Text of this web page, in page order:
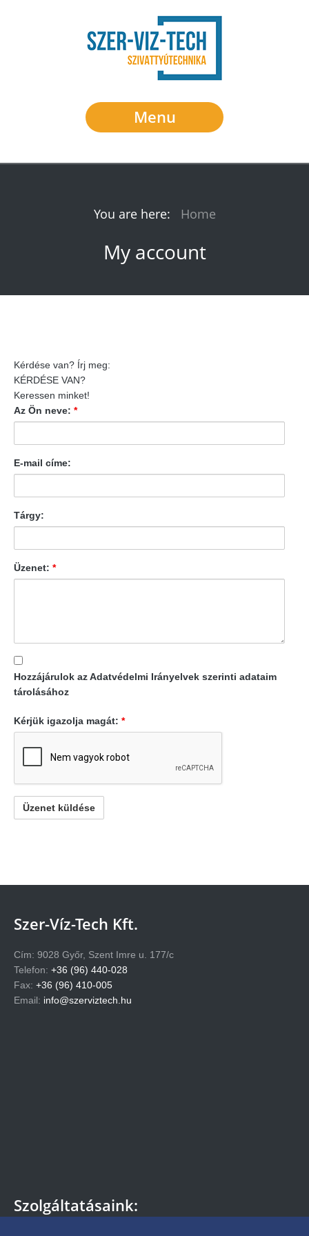
Menu
You are here: Home
My account
Kérdése van? Írj meg:
KÉRDÉSE VAN?
Keressen minket!
Az Ön neve: *
E-mail címe:
Tárgy:
Üzenet: *
Hozzájárulok az Adatvédelmi Irányelvek szerinti adataim
tárolásához
Kérjük igazolja magát: *
Szer-Víz-Tech Kft.
Cím: 9028 Győr, Szent Imre u. 177/c
Telefon: +36 (96) 440-028
Fax: +36 (96) 410-005
Email: info@szerviztech.hu
Szolgáltatásaink: